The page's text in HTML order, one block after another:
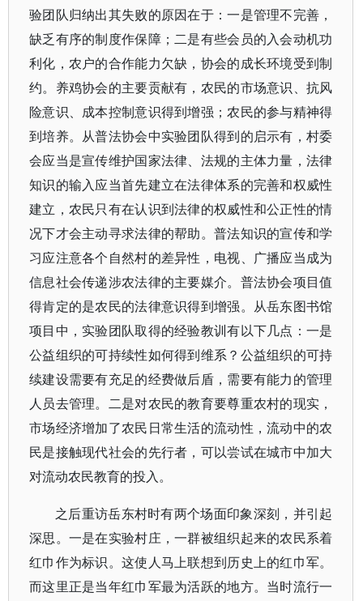
验团队归纳出其失败的原因在于：一是管理不完善，
缺乏有序的制度作保障；二是有些会员的入会动机功
利化，农户的合作能力欠缺，协会的成长环境受到制
约。养鸡协会的主要贡献有，农民的市场意识、抗风
险意识、成本控制意识得到增强；农民的参与精神得
到培养。从普法协会中实验团队得到的启示有，村委
会应当是宣传维护国家法律、法规的主体力量，法律
知识的输入应当首先建立在法律体系的完善和权威性
建立，农民只有在认识到法律的权威性和公正性的情
况下才会主动寻求法律的帮助。普法知识的宣传和学
习应注意各个自然村的差异性，电视、广播应当成为
信息社会传递涉农法律的主要媒介。普法协会项目值
得肯定的是农民的法律意识得到增强。从岳东图书馆
项目中，实验团队取得的经验教训有以下几点：一是
公益组织的可持续性如何得到维系？公益组织的可持
续建设需要有充足的经费做后盾，需要有能力的管理
人员去管理。二是对农民的教育要尊重农村的现实，
市场经济增加了农民日常生活的流动性，流动中的农
民是接触现代社会的先行者，可以尝试在城市中加大
对流动农民教育的投入。
之后重访岳东村时有两个场面印象深刻，并引起
深思。一是在实验村庄，一群被组织起来的农民系着
红巾作为标识。这使人马上联想到历史上的红巾军。
而这里正是当年红巾军最为活跃的地方。当时流行一